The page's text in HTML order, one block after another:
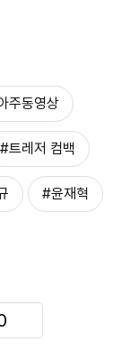
주동영상
#트레저 컴백
#윤재혁